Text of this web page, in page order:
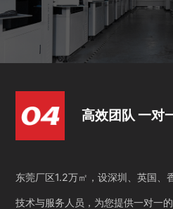
高效团队 一对
东莞厂区1.2万㎡，设深圳、英国、
技术与服务人员，为您提供一对一的